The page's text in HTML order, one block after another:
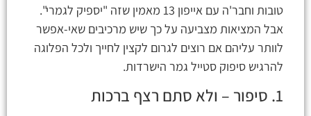
טובות וחבר'ה עם אייפון 13 מאמין שזה "יספיק לגמרי".
אבל המציאות מצביעה על כך שיש מרכיבים שאי-אפשר
לוותר עליהם אם רוצים לגרום לקצין לחייך ולכל הפלוגה
להרגיש סיפוק סטייל גמר הישרדות.
1. סיפור – ולא סתם רצף ברכות